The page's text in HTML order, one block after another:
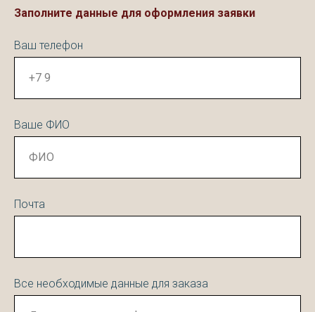
Заполните данные для оформления заявки
Ваш телефон
Ваше ФИО
Почта
Все необходимые данные для заказа